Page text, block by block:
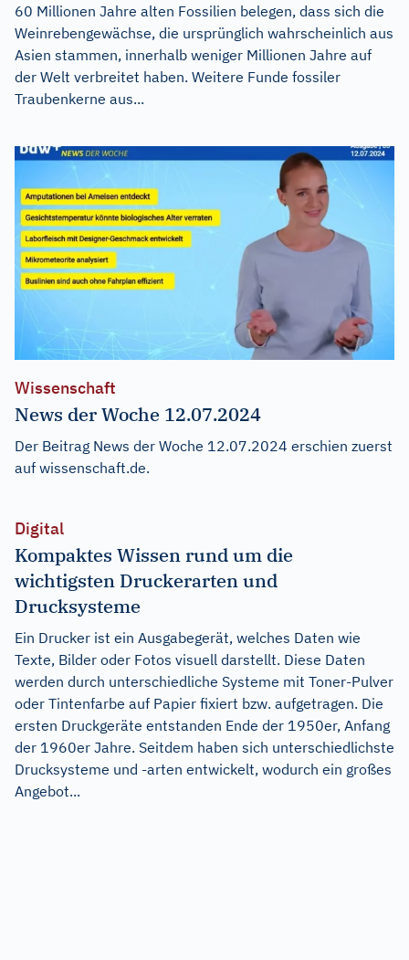
60 Millionen Jahre alten Fossilien belegen, dass sich die
Weinrebengewächse, die ursprünglich wahrscheinlich aus
Asien stammen, innerhalb weniger Millionen Jahre auf
der Welt verbreitet haben. Weitere Funde fossiler
Traubenkerne aus...
Wissenschaft
News der Woche 12.07.2024
Der Beitrag News der Woche 12.07.2024 erschien zuerst
auf wissenschaft.de.
Digital
Kompaktes Wissen rund um die
wichtigsten Druckerarten und
Drucksysteme
Ein Drucker ist ein Ausgabegerät, welches Daten wie
Texte, Bilder oder Fotos visuell darstellt. Diese Daten
werden durch unterschiedliche Systeme mit Toner-Pulver
oder Tintenfarbe auf Papier fixiert bzw. aufgetragen. Die
ersten Druckgeräte entstanden Ende der 1950er, Anfang
der 1960er Jahre. Seitdem haben sich unterschiedlichste
Drucksysteme und -arten entwickelt, wodurch ein großes
Angebot...